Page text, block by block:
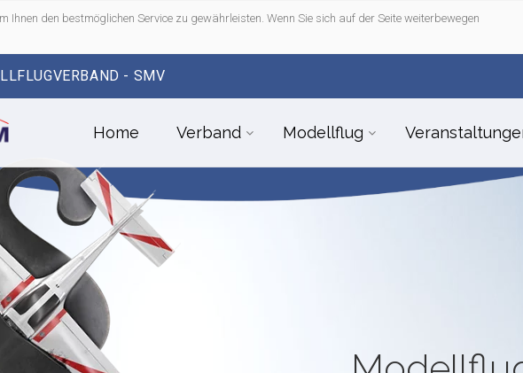
Ihnen den bestmöglichen Service zu gewährleisten. Wenn Sie sich auf der Seite weiterbewegen
- SMV
Home Verband Modellflug